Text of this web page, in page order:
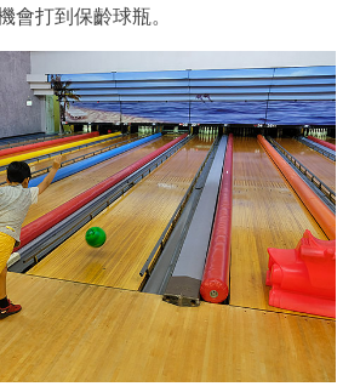
會打到保齡球瓶。